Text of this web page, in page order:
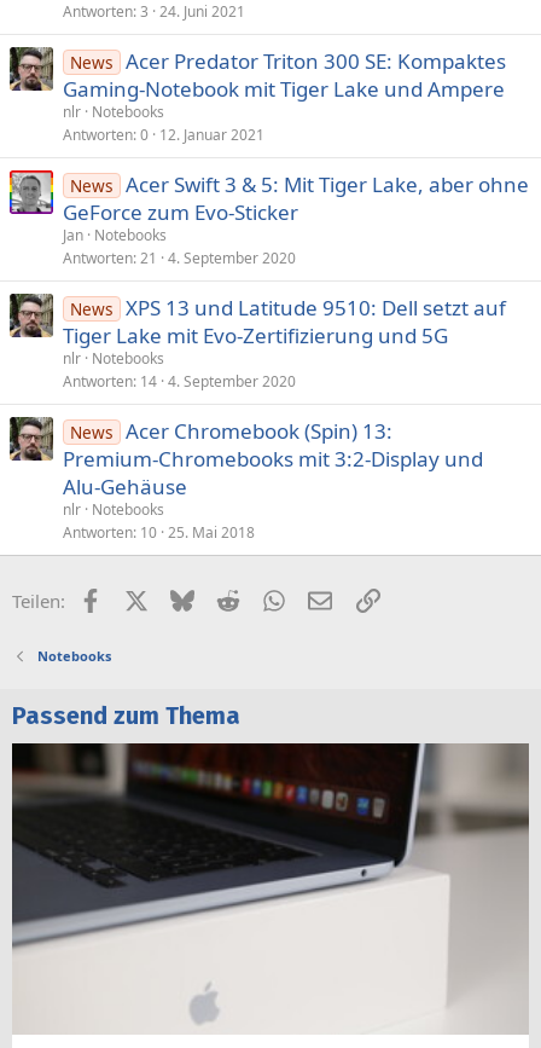
Antworten 3 24. Juni 2021
News Acer Predator Triton 300 SE: Kompaktes
Gaming-Notebook mit Tiger Lake und Ampere
nlr Notebooks
Antworten 0 12. Januar 2021
News Acer Swift 3 & 5: Mit Tiger Lake, aber ohne
GeForce zum Evo-Sticker
Jan Notebooks
Antworten 21 4. September 2020
News XPS 13 und Latitude 9510: Dell setzt auf
Tiger Lake mit Evo-Zertifizierung und 5G
nlr Notebooks
Antworten 14 4. September 2020
News Acer Chromebook (Spin) 13:
Premium‑Chromebooks mit 3:2-Display und
Alu‑Gehäuse
nlr Notebooks
Antworten 10 25. Mai 2018
Teilen: FacebookX (Twitter)
BlueskyRedditWhatsApp
E-MailLink
Notebooks
Passend zum Thema